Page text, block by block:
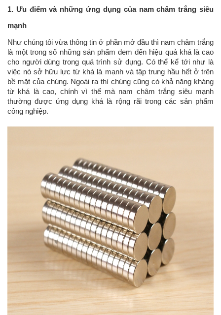
1. Ưu điểm và những ứng dụng của nam châm trắng siêu
mạnh
Như chúng tôi vừa thông tin ở phần mở đầu thì nam châm trắng
là một trong số những sản phẩm đem đến hiệu quả khá là cao
cho người dùng trong quá trình sử dụng. Có thể kể tới như là
việc nó sở hữu lực từ khá là mạnh và tập trung hầu hết ở trên
bề mặt của chúng. Ngoài ra thì chúng cũng có khả năng kháng
từ khá là cao, chính vì thế mà nam châm trắng siêu mạnh
thường được ứng dụng khá là rộng rãi trong các sản phẩm
công nghiệp.